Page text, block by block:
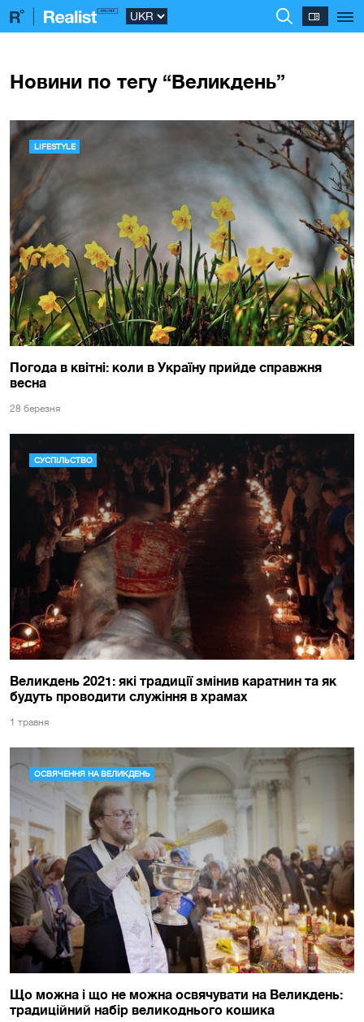
Новини по тегу “Великдень”
LIFESTYLE
Погода в квітні: коли в Україну прийде справжня
весна
28 березня
СУСПІЛЬСТВО
Великдень 2021: які традиції змінив каратнин та як
будуть проводити служіння в храмах
1 травня
ОСВЯЧЕННЯ НА ВЕЛИКДЕНЬ
Що можна і що не можна освячувати на Великдень:
традиційний набір великоднього кошика